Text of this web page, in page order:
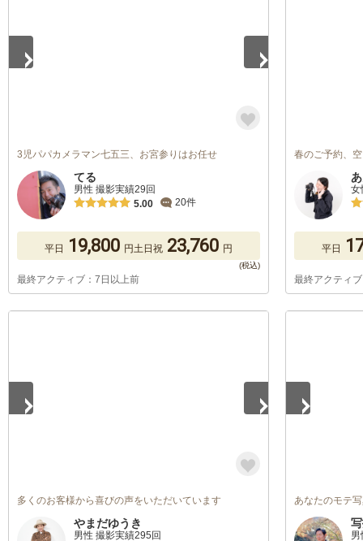
3児パパカメラマン七五三、お宮参りはお任せ
てる
男性 撮影実績29回
5.00
20件
平日 19,800 円土日祝 23,760 円
最終アクティブ：7日以上前
春のご予約、
女
平日
最終アクティ
多くのお客様から喜びの声をいただいています
やまだゆうき
男性 撮影実績295回
あなたのモテ